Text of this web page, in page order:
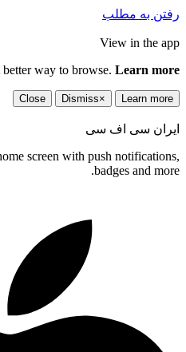
رفتن به مطلب
View in the app
better way to browse. Learn more
Learn more
×
Dismiss
Close
ایران سی اف سی
screen with push notifications,
badges and more.